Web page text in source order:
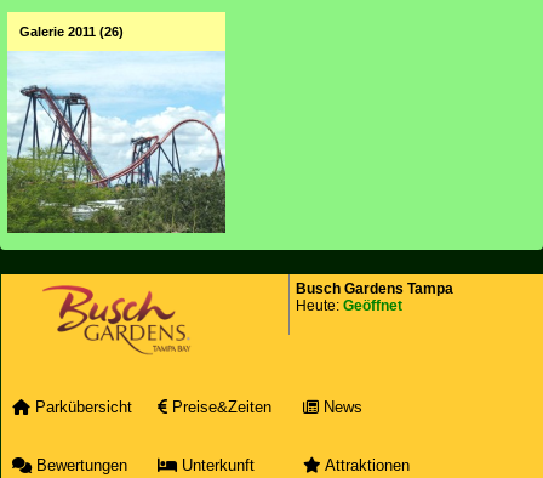
Galerie 2011 (26)
Busch Gardens Tampa
Heute: Geöffnet
Parkübersicht Preise&Zeiten News
Bewertungen Unterkunft Attraktionen